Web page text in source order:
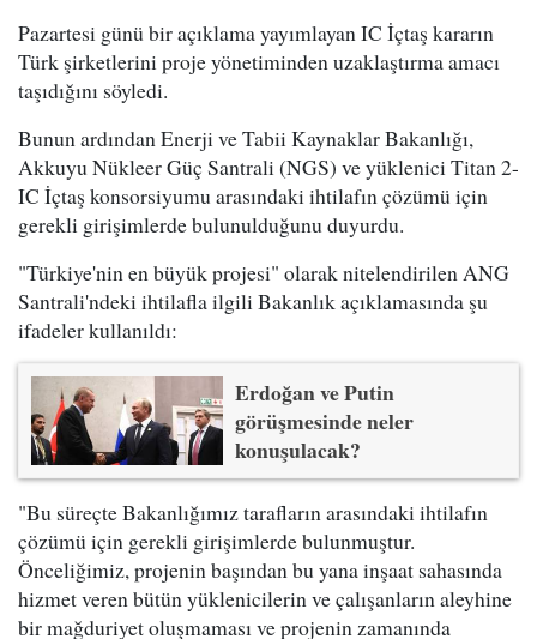
Pazartesi günü bir açıklama yayımlayan IC İçtaş kararın
Türk şirketlerini proje yönetiminden uzaklaştırma amacı
taşıdığını söyledi.
Bunun ardından Enerji ve Tabii Kaynaklar Bakanlığı,
Akkuyu Nükleer Güç Santrali (NGS) ve yüklenici Titan 2-
IC İçtaş konsorsiyumu arasındaki ihtilafın çözümü için
gerekli girişimlerde bulunulduğunu duyurdu.
"Türkiye'nin en büyük projesi" olarak nitelendirilen ANG
Santrali'ndeki ihtilafla ilgili Bakanlık açıklamasında şu
ifadeler kullanıldı:
Erdoğan ve Putin
görüşmesinde neler
konuşulacak?
"Bu süreçte Bakanlığımız tarafların arasındaki ihtilafın
çözümü için gerekli girişimlerde bulunmuştur.
Önceliğimiz, projenin başından bu yana inşaat sahasında
hizmet veren bütün yüklenicilerin ve çalışanların aleyhine
bir mağduriyet oluşmaması ve projenin zamanında